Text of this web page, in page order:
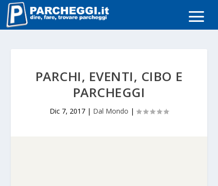
PARCHI, EVENTI, CIBO E
PARCHEGGI
Dic 7, 2017 | Dal Mondo |